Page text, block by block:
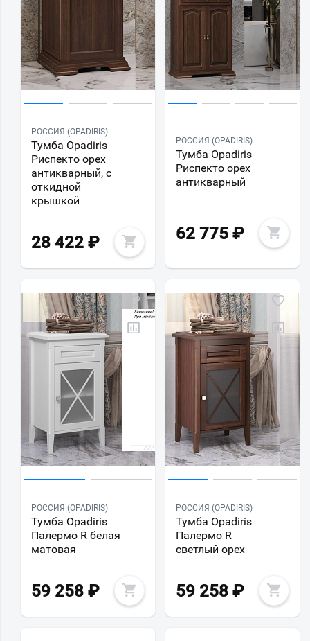
РОССИЯ (OPADIRIS)
Тумба Opadiris
Риспекто орех
антикварный, с
откидной
крышкой
28 422 ₽
РОССИЯ (OPADIRIS)
Тумба Opadiris
Риспекто орех
антикварный
62 775 ₽
РОССИЯ (OPADIRIS)
Тумба Opadiris
Палермо R белая
матовая
59 258 ₽
РОССИЯ (OPADIRIS)
Тумба Opadiris
Палермо R
светлый орех
59 258 ₽